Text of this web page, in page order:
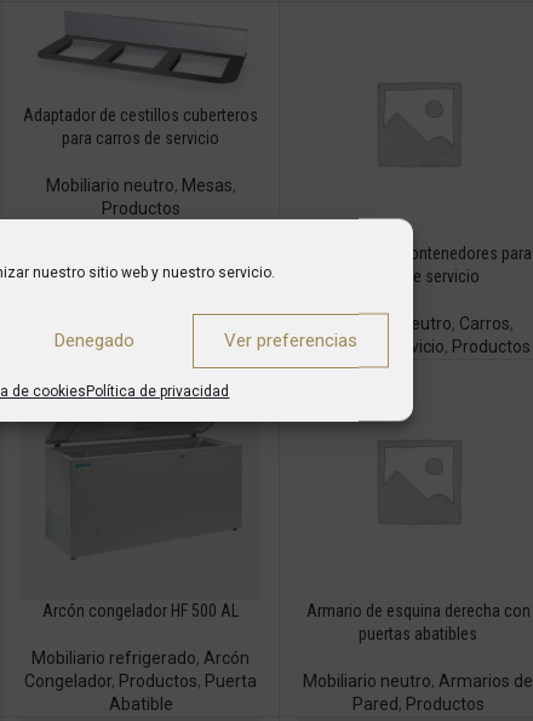
nuestro sitio web y nuestro servicio.
Denegado Ver preferencias
de cookiesPolítica de privacidad
Adaptador de cestillos cuberteros
para carros de servicio
Mobiliario neutro, Mesas,
Productos
Adaptador de contenedores para
carros de servicio
Mobiliario neutro, Carros,
Carros de Servicio, Productos
Arcón congelador HF 500 AL
Mobiliario refrigerado, Arcón
Congelador, Productos, Puerta
Abatible
Armario de esquina derecha con
puertas abatibles
Mobiliario neutro, Armarios de
Pared, Productos